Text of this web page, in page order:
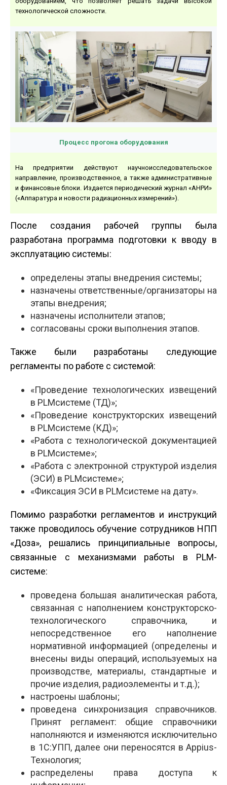
технологической сложности.
Процесс прогона оборудования
На предприятии действуют научно­исследовательское
направление, производственное, а также административные
и финансовые блоки. Издается периодический журнал «АНРИ»
(«Аппаратура и новости радиационных измерений»).
После создания рабочей группы была
разработана программа подготовки к вводу в
эксплуатацию системы:
определены этапы внедрения системы;
назначены ответственные/организаторы на
этапы внедрения;
назначены исполнители этапов;
согласованы сроки выполнения этапов.
Также были разработаны следующие
регламенты по работе с системой:
«Проведение технологических извещений
в PLM­системе (ТД)»;
«Проведение конструкторских извещений
в PLM­системе (КД)»;
«Работа с технологической документацией
в PLM­системе»;
«Работа с электронной структурой изделия
(ЭСИ) в PLM­системе»;
«Фиксация ЭСИ в PLM­системе на дату».
Помимо разработки регламентов и инструкций
также проводилось обучение сотрудников НПП
«Доза», решались принципиальные вопросы,
связанные с механизмами работы в PLM­
системе:
проведена большая аналитическая работа,
связанная с наполнением конструкторско­
технологического справочника, и
непосредственное его наполнение
нормативной информацией (определены и
внесены виды операций, используемых на
производстве, материалы, стандартные и
прочие изделия, радиоэлементы и т.д.);
настроены шаблоны;
проведена синхронизация справочников.
Принят регламент: общие справочники
наполняются и изменяются исключительно
в 1С:УПП, далее они переносятся в Appius­
Технология;
распределены права доступа к